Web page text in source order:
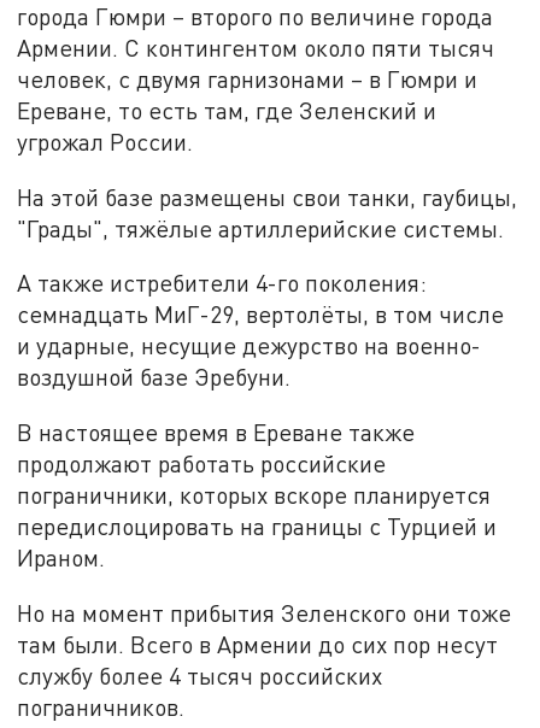
города Гюмри – второго по величине города
Армении. С контингентом около пяти тысяч
человек, с двумя гарнизонами – в Гюмри и
Ереване, то есть там, где Зеленский и
угрожал России.
На этой базе размещены свои танки, гаубицы,
"Грады", тяжёлые артиллерийские системы.
А также истребители 4-го поколения:
семнадцать МиГ-29, вертолёты, в том числе
и ударные, несущие дежурство на военно-
воздушной базе Эребуни.
В настоящее время в Ереване также
продолжают работать российские
пограничники, которых вскоре планируется
передислоцировать на границы с Турцией и
Ираном.
Но на момент прибытия Зеленского они тоже
там были. Всего в Армении до сих пор несут
службу более 4 тысяч российских
пограничников.